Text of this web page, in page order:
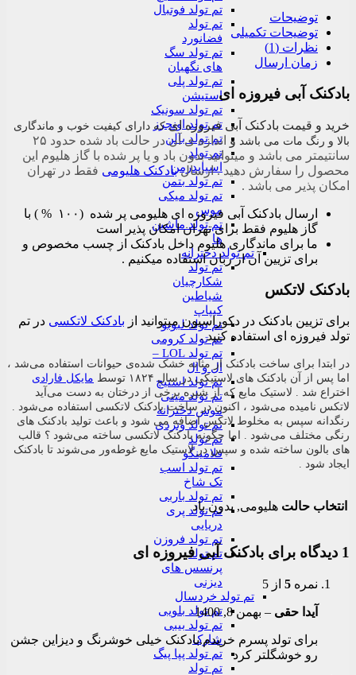
تم تولد فوتبال
تم تولد
فضانورد
تم تولد سگ
های نگهبان
تم تولد پلی
استیشن
تم تولد سونیک
تم تولد اونجرز
تم تولد بالن
تم تولد
اسپایدرمن
تم تولد بتمن
تم تولد میکی
موس
تم تولد ماشین
ها
تم تولد دخترانه
تم تولد
شکارچیان
شیاطین
کیپاپ
تم تولد لبوبو
تم تولد کرومی
تم تولد LOL –
ال و ال
تم تولد استیچ
تم تولد مینی
موس دخترانه
تم تولد ونزدی
تم تولد
فلامینگو
تم تولد اسب
تک شاخ
تم تولد باربی
تم تولد پری
دریایی
تم تولد فروزن
تم تولد
پرنسس های
دیزنی
تم تولد خردسال
تم تولد بلویی
تم تولد بیبی
شارک
تم تولد پپا پیگ
تم تولد
توضیحات
توضیحات تکمیلی
نظرات (1)
زمان ارسال
بادکنک آبی فیروزه ای
خرید و قیمت بادکنک آبی فیروزه ایکه دارای کیفیت خوب و ماندگاری
بالا و رنگ مات می باشد و
اندازه ی آن در حالت باد شده حدود ۲۵
سانتیمتر می باشد و میتوانید بدون باد و یا پر شده با گاز هلیوم این
محصول را سفارش دهید . ارسالبادکنک هلیومی فقط در تهران
امکان پذیر می باشد .
ارسال بادکنک آبی فیروزه ای هلیومی پر شده (۱۰۰ % ) با
گاز هلیوم فقط برای تهران امکان پذیر است
ما برای ماندگاری هلیوم داخل بادکنک از چسب مخصوص و
برای تزیین آن از ربان استفاده میکنیم .
بادکنک لاتکس
برای تزیین بادکنک در دکوراسیون میتوانید از بادکنک لاتکسی در تم
تولد فیروزه ای استفاده کنید .
در ابتدا برای ساخت بادکنک از مثانه خشک شده‌ی حیوانات استفاده می‌شد ،
اما پس از آن بادکنک های لاستیکی در سال ۱۸۲۴ توسط
مایکل فارادی
اختراع شد . لاستیک مایع که از شیره برخی از درختان به دست می‌آید
لاتکس نامیده می‌شود ، اکنون در ساخت بادکنک لاتکسی استفاده می‌شود .
رنگدانه سپس به مخلوط لاتکس اضافه می شود و باعث تولید بادکنک های
رنگی مختلف می‌شود . اما چگونه بادکنک لاتکسی ساخته می‌شود ؟ قالب
های بالون ساخته شده و سپس در لاستیک مایع غوطه‌ور می‌شوند تا بادکنک
ایجاد شود .
انتخاب حالت هلیومی, بدون باد
1 دیدگاه برای بادکنک آبی فیروزه ای
نمره 5 از 5
آیدا حقی – بهمن 8, 1400
برای تولد پسرم خریدم.بادکنک خیلی خوشرنگ و دیزاین جشن
رو خوشگلتر کرد